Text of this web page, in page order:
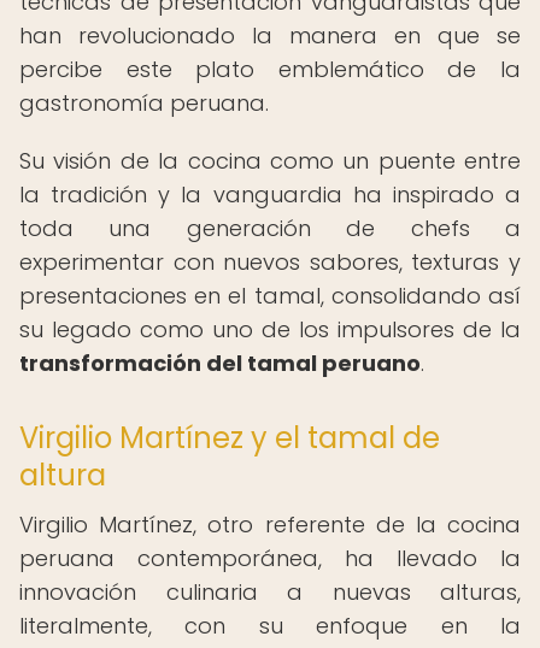
han revolucionado la manera en que se
percibe este plato emblemático de la
gastronomía peruana.
Su visión de la cocina como un puente entre
la tradición y la vanguardia ha inspirado a
toda una generación de chefs a
experimentar con nuevos sabores, texturas y
presentaciones en el tamal, consolidando así
su legado como uno de los impulsores de la
transformación del tamal peruano.
Virgilio Martínez y el tamal de
altura
Virgilio Martínez, otro referente de la cocina
peruana contemporánea, ha llevado la
innovación culinaria a nuevas alturas,
literalmente, con su enfoque en la